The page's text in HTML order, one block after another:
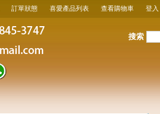
訂單狀態 喜愛產品列表 查看購物車 登入
搜索